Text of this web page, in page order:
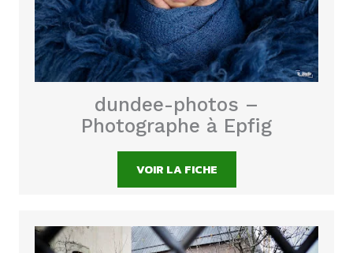
dundee-photos –
Photographe à Epfig
VOIR LA FICHE